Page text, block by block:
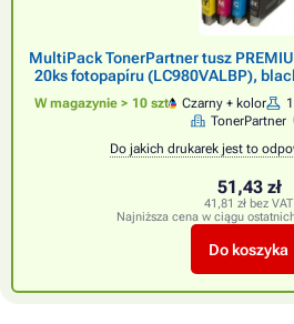
MultiPack TonerPartner tusz
20ks fotopapíru (LC980VALBP),
W magazynie > 10 szt Czarny + kolor
TonerPartner
Do jakich drukarek jest to
51,43 zł
41,81 zł bez VAT
Najniższa cena w ciągu
Do koszyka